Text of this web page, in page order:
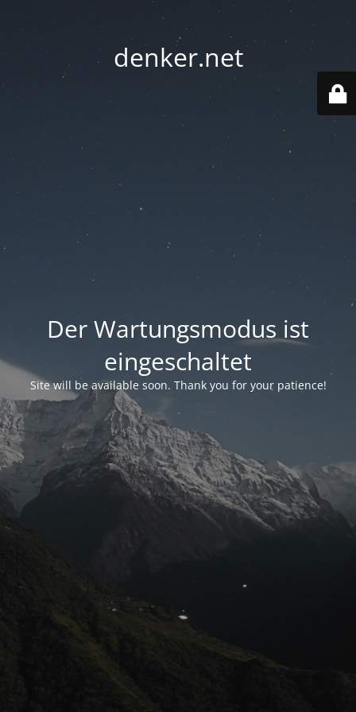
denker.net
Der Wartungsmodus ist
eingeschaltet
Site will be available soon. Thank you for your patience!